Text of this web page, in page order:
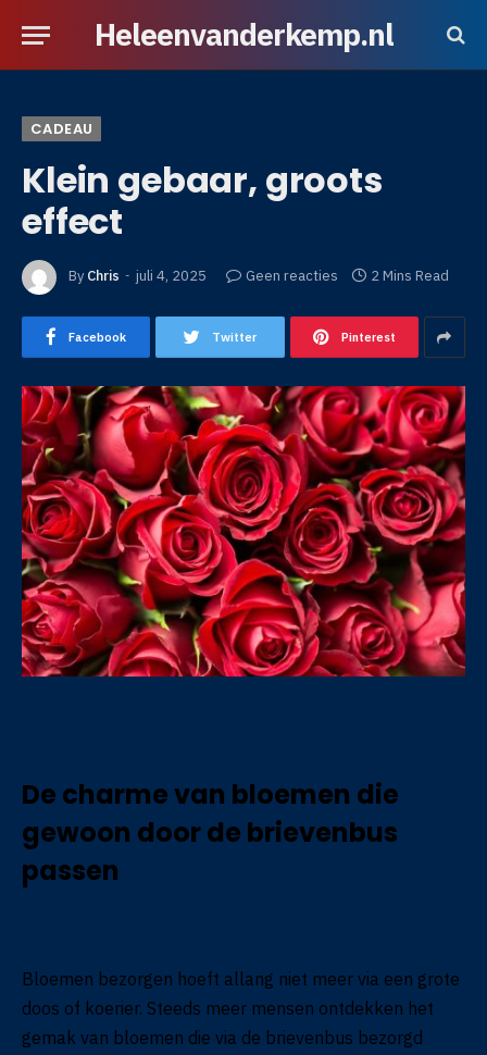
Heleenvanderkemp.nl
CADEAU
Klein gebaar, groots
effect
By Chris juli 4, 2025 Geen reacties 2 Mins Read
Facebook Twitter Pinterest
De charme van bloemen die
gewoon door de brievenbus
passen
Bloemen bezorgen hoeft allang niet meer via een grote
doos of koerier. Steeds meer mensen ontdekken het
gemak van bloemen die via de brievenbus bezorgd